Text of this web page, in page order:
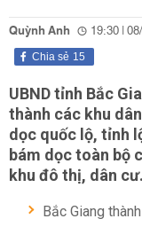
Quỳnh Anh 19:30 |
15
Chia sẻ
UBND tỉnh Bắc
thành các khu
dọc quốc lộ, tỉnh
bám dọc toàn bộ
khu đô thị, dân
Bắc Giang